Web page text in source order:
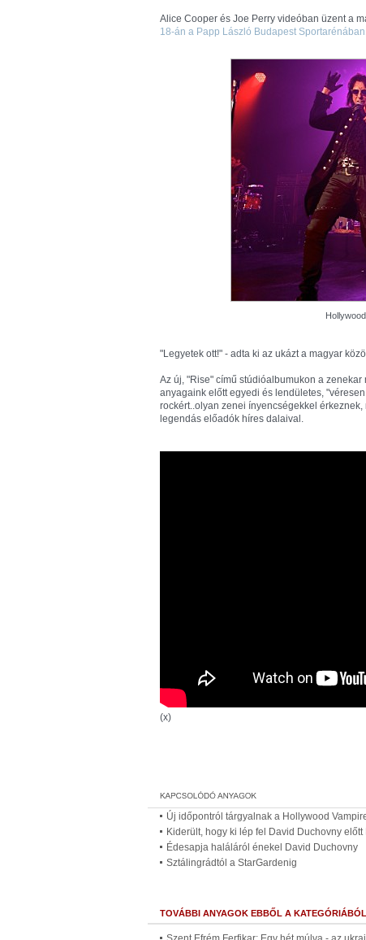
Alice Cooper és Joe Perry videóban üzent a
18-án a Papp László Budapest Sportarénában
"Legyetek ott!" - adta ki az ukázt a magyar
Az új, "Rise" című stúdióalbumukon a
anyagaink előtt egyedi és lendületes,
rockért..olyan zenei ínyencségekkel
legendás előadók híres dalaival.
(x)
Új időpontról tárgyalnak a Hollywood
Kiderült, hogy ki lép fel David Duchovny előtt
Édesapja haláláról énekel David Duchovny
Sztálingrádtól a StarGardenig
TOVÁBBI ANYAGOK EBBŐL A KATEGÓRIÁBÓL